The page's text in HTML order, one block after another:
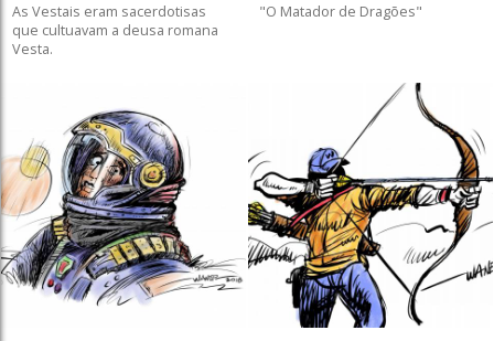
As Vestais eram sacerdotisas
que cultuavam a deusa romana
Vesta.
"O Matador de Dragões"